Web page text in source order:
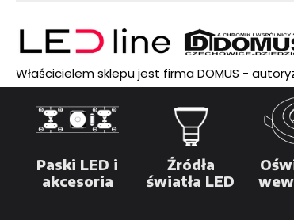
Właścicielem sklepu jest firma DOMUS -
Paski LED i
akcesoria
Źródła
światła LED